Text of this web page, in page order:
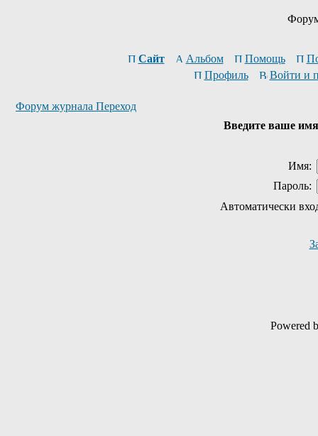
Сайт Альбом Помощь
Профиль
Войти и
Форум журнала Переход
Введите ваше
Имя:
Пароль:
Автоматически
Powered